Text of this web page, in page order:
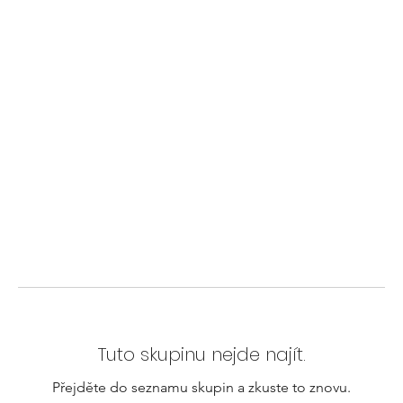
Tuto skupinu nejde najít.
Přejděte do seznamu skupin a zkuste to znovu.